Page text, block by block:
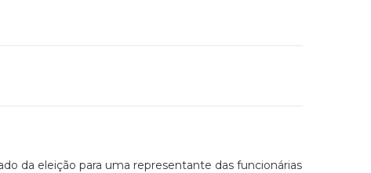
da eleição para uma representante das funcionárias